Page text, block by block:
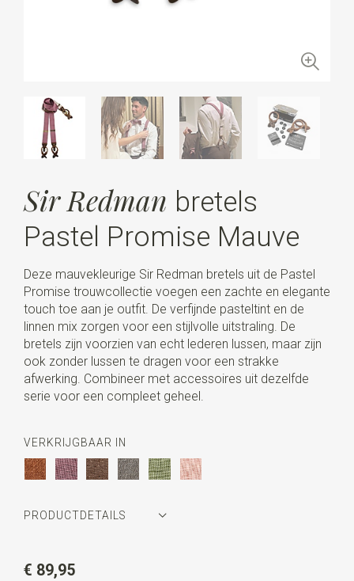
Sir Redman bretels
Pastel Promise Mauve
Deze mauvekleurige Sir Redman bretels uit de Pastel
Promise trouwcollectie voegen een zachte en elegante
touch toe aan je outfit. De verfijnde pasteltint en de
linnen mix zorgen voor een stijlvolle uitstraling. De
bretels zijn voorzien van echt lederen lussen, maar zijn
ook zonder lussen te dragen voor een strakke
afwerking. Combineer met accessoires uit dezelfde
serie voor een compleet geheel.
VERKRIJGBAAR IN
PRODUCTDETAILS
€ 89,95